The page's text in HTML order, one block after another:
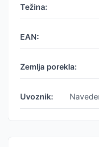
Težina:
EAN:
Zemlja porekla:
Uvoznik: